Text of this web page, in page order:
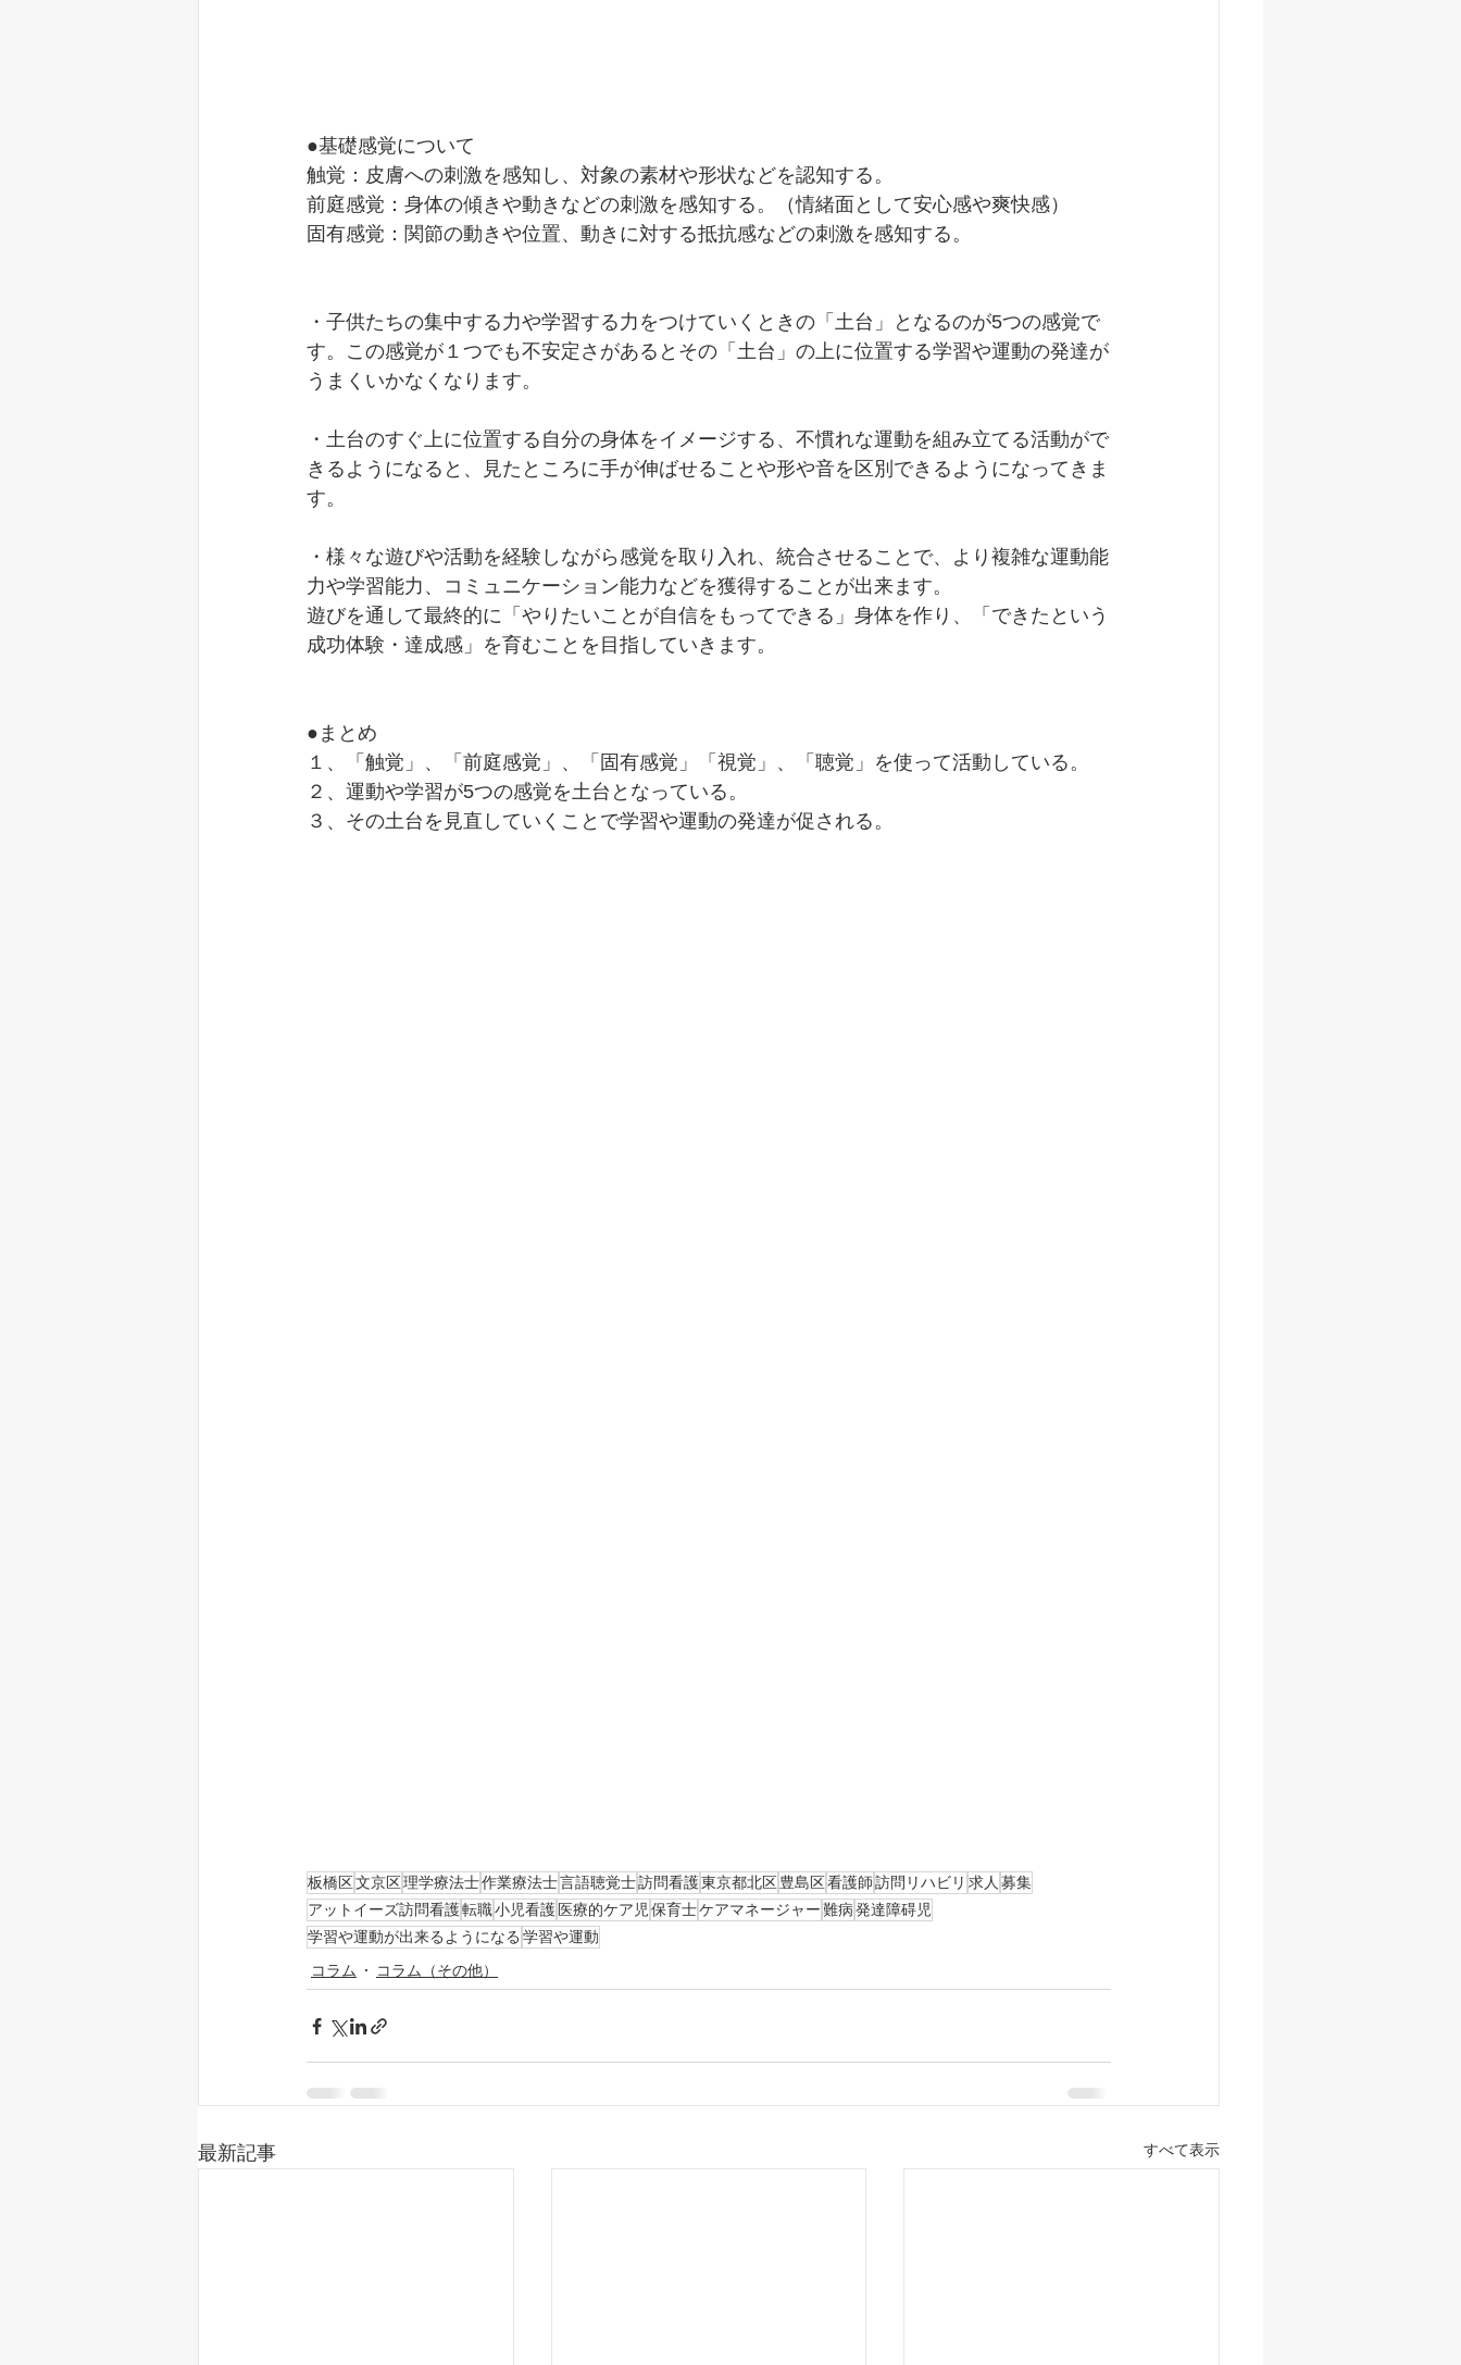
●基礎感覚について
触覚：皮膚への刺激を感知し、対象の素材や形状などを認知する。
前庭感覚：身体の傾きや動きなどの刺激を感知する。（情緒面として安心感や爽快感）
固有感覚：関節の動きや位置、動きに対する抵抗感などの刺激を感知する。
・子供たちの集中する力や学習する力をつけていくときの「土台」となるのが5つの感覚で
す。この感覚が１つでも不安定さがあるとその「土台」の上に位置する学習や運動の発達が
うまくいかなくなります。
・土台のすぐ上に位置する自分の身体をイメージする、不慣れな運動を組み立てる活動がで
きるようになると、見たところに手が伸ばせることや形や音を区別できるようになってきま
す。
・様々な遊びや活動を経験しながら感覚を取り入れ、統合させることで、より複雑な運動能
力や学習能力、コミュニケーション能力などを獲得することが出来ます。
遊びを通して最終的に「やりたいことが自信をもってできる」身体を作り、「できたという
成功体験・達成感」を育むことを目指していきます。
●まとめ
１、「触覚」、「前庭感覚」、「固有感覚」「視覚」、「聴覚」を使って活動している。
２、運動や学習が5つの感覚を土台となっている。
３、その土台を見直していくことで学習や運動の発達が促される。
板橋区文京区理学療法士作業療法士言語聴覚士訪問看護東京都北区豊島区看護師訪問リハビリ 求人 募集
アットイーズ訪問看護転職小児看護 医療的ケア児 保育士ケアマネージャー難病発達障碍児
学習や運動が出来るようになる 学習や運動
コラム
コラム（その他）
最新記事 すべて表示